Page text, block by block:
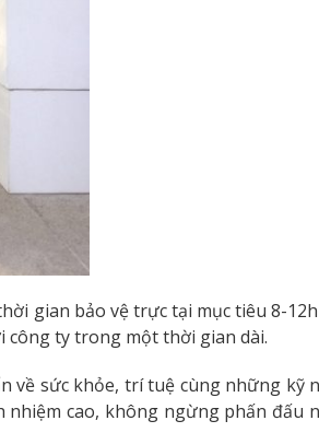
gian bảo vệ trực tại mục tiêu 8-
công ty trong một thời gian dài.
về sức khỏe, trí tuệ cùng những kỹ
cao, không ngừng phấn đấu